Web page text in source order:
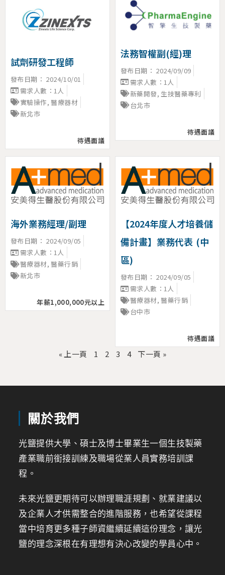
試劑研發工程師
發布日期： 2024/10/01
需求人數：1人
實驗操作,醫療器材
新北市
待遇面議
法務智權副(經)理
發布日期： 2024/09/09
需求人數：1人
新藥開發, 生技醫藥專利
台北市
待遇面議
海外業務經理/副理
發布日期： 2024/09/05
需求人數：1人
醫療器材,醫藥行銷
新北市
年薪1,000,000元以上
【2024年度人才培養儲
備計畫】業務代表 (中
區)
發布日期： 2024/09/05
需求人數：1人
醫療器材,醫藥行銷
台中市
待遇面議
« 上一頁 1 2 3 4 下一頁 »
關於我們
光鹽提供大學、碩士及博士畢業生一個生技製藥
產業職前銜接訓練及職場從業人員實務培訓課
程。
未來光鹽更期待可以辦理職涯規劃、就業建議以
及企業人才供需整合的進階服務，也希望從課程
當中培育更多種子師資繼續延續這份理念，讓光
鹽的理念深根在有理想有決心改變的學員心中。